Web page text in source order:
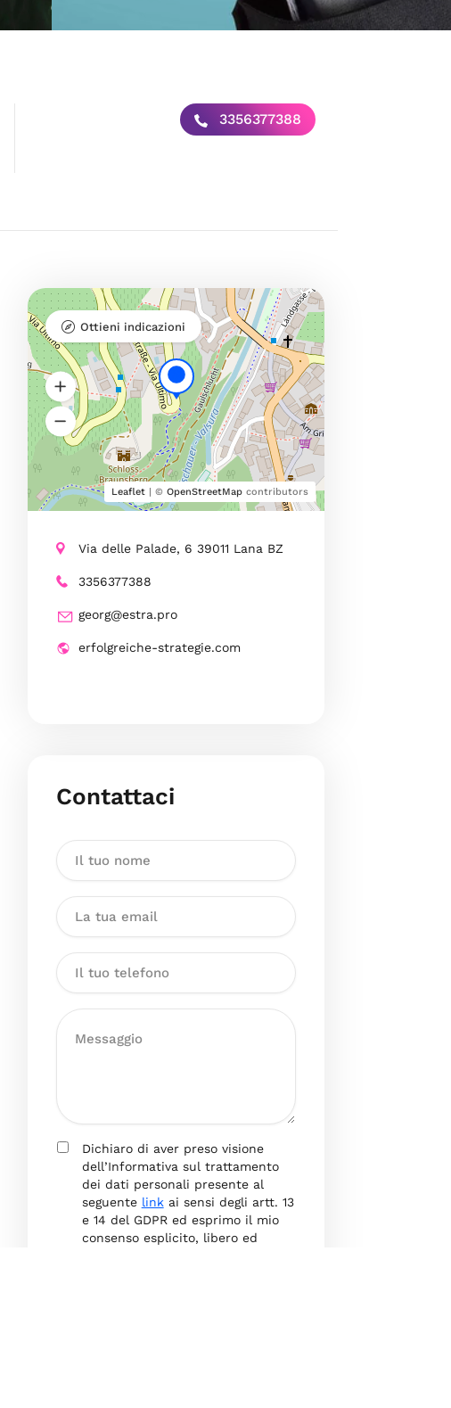
3356377388
Leaflet| © OpenStreetMapcontributors
Ottieni indicazioni
Via delle Palade, 6 39011 Lana BZ
3356377388
georg@estra.pro
erfolgreiche-strategie.com
Contattaci
Dichiaro di aver preso visione
dell’Informativa sul trattamento
dei dati personali presente al
seguente linkai sensi degli artt. 13
e 14 del GDPR ed esprimo il mio
consenso esplicito, libero ed